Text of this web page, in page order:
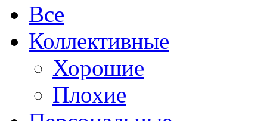
Все
Коллективные
Хорошие
Плохие